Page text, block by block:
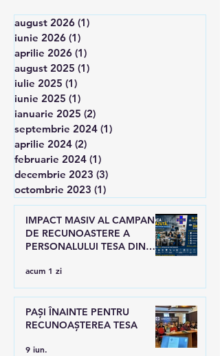
august 2026 (1)
iunie 2026 (1)
aprilie 2026 (1)
august 2025 (1)
iulie 2025 (1)
iunie 2025 (1)
ianuarie 2025 (2)
septembrie 2024 (1)
aprilie 2024 (2)
februarie 2024 (1)
decembrie 2023 (3)
octombrie 2023 (1)
IMPACT MASIV AL CAMPANIEI
DE RECUNOASTERE A
PERSONALULUI TESA DIN
acum 1 zi
PAȘI ÎNAINTE PENTRU
RECUNOAȘTEREA TESA
9 iun.